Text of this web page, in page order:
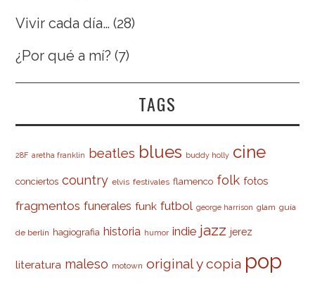
Vivir cada día… (28)
¿Por qué a mí? (7)
TAGS
28F aretha franklin beatles blues buddy holly cine
conciertos country elvis festivales flamenco folk fotos
fragmentos funerales funk futbol george harrison glam guía
de berlín hagiografia historia humor indie jazz jerez
literatura maleso motown original y copia pop